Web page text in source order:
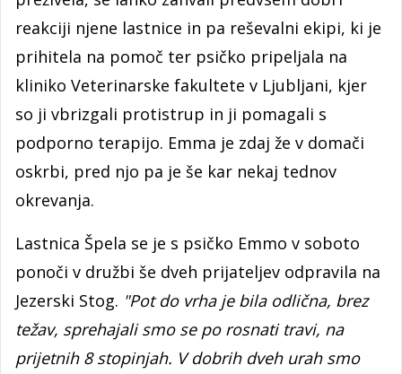
reakciji njene lastnice in pa reševalni ekipi, ki je
prihitela na pomoč ter psičko pripeljala na
kliniko Veterinarske fakultete v Ljubljani, kjer
so ji vbrizgali protistrup in ji pomagali s
podporno terapijo. Emma je zdaj že v domači
oskrbi, pred njo pa je še kar nekaj tednov
okrevanja.
Lastnica Špela se je s psičko Emmo v soboto
ponoči v družbi še dveh prijateljev odpravila na
Jezerski Stog. "Pot do vrha je bila odlična, brez
težav, sprehajali smo se po rosnati travi, na
prijetnih 8 stopinjah. V dobrih dveh urah smo